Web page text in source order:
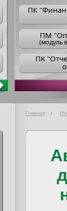
ПК
ПM
(модуль
ПK
Главная